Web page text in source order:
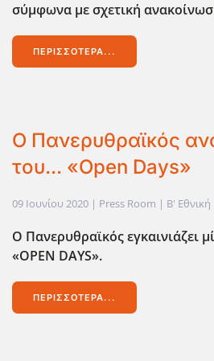
σύμφωνα με σχετική
ΠΕΡΙΣΣΌΤΕΡΑ...
Ο Πανερυθραϊκός
του... «Οpen Days»
09 Ιουνίου 2020 | Press Room | Β' Εθνική
Ο Πανερυθραϊκός εγκαινιάζει
«ΟPEN DAYS».
ΠΕΡΙΣΣΌΤΕΡΑ...